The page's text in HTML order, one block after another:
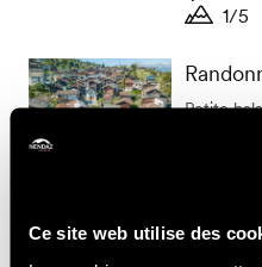
Ce site web utilise des
Longueur
1/5
Petite
vieux
Longueur